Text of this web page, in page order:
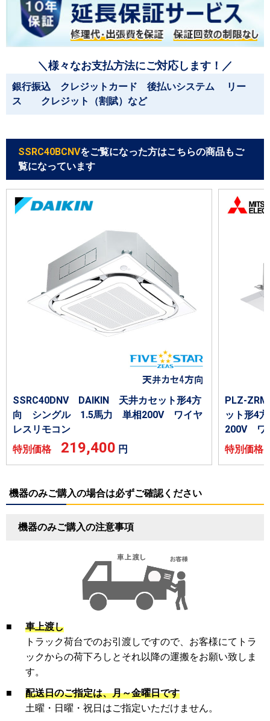
＼様々なお支払方法にご対応します！／
銀行振込 クレジットカード 後払いシステム リー
ス クレジット（割賦）など
SSRC40BCNVをご覧になった方はこちらの商品もご
覧になっています
SSRC40DNV DAIKIN 天井カセット形4方
向 シングル 1.5馬力 単相200V ワイヤ
レスリモコン
特別価格 219,400 円
PLZ-
ット形4
200V ワ
特別価
機器のみご購入の場合は必ずご確認ください
機器のみご購入の注意事項
■
車上渡し
トラック荷台でのお引渡しですので、お客様にてトラ
ックからの荷下ろしとそれ以降の運搬をお願い致しま
す。
■
配送日のご指定は、月～金曜日です
土曜・日曜・祝日はご指定いただけません。